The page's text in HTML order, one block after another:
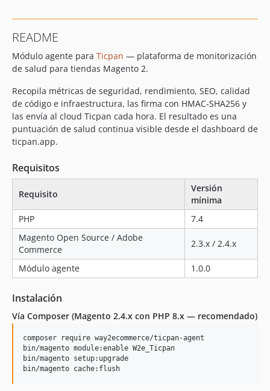
1.0.0
README
Módulo agente para Ticpan — plataforma de monitorización
de salud para tiendas Magento 2.
Recopila métricas de seguridad, rendimiento, SEO, calidad
de código e infraestructura, las firma con HMAC-SHA256 y
las envía al cloud Ticpan cada hora. El resultado es una
puntuación de salud continua visible desde el dashboard de
ticpan.app.
Requisitos
Requisito
Versión
mínima
PHP
7.4
Magento Open Source / Adobe
Commerce
2.3.x / 2.4.x
Módulo agente 1.0.0
Instalación
Vía Composer (Magento 2.4.x con PHP 8.x — recomendado)
composer require way2ecommerce/ticpan-agent
bin/magento module:enable W2e_Ticpan
bin/magento setup:upgrade
bin/magento cache:flush